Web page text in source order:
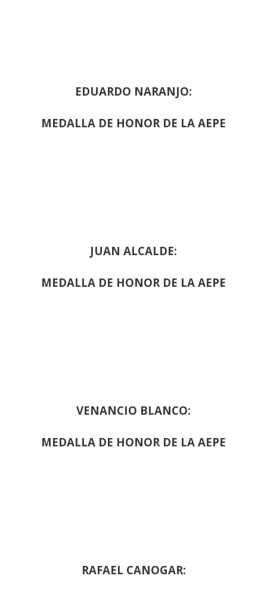
EDUARDO NARANJO:
MEDALLA DE HONOR DE LA AEPE
JUAN ALCALDE:
MEDALLA DE HONOR DE LA AEPE
VENANCIO BLANCO:
MEDALLA DE HONOR DE LA AEPE
RAFAEL CANOGAR: